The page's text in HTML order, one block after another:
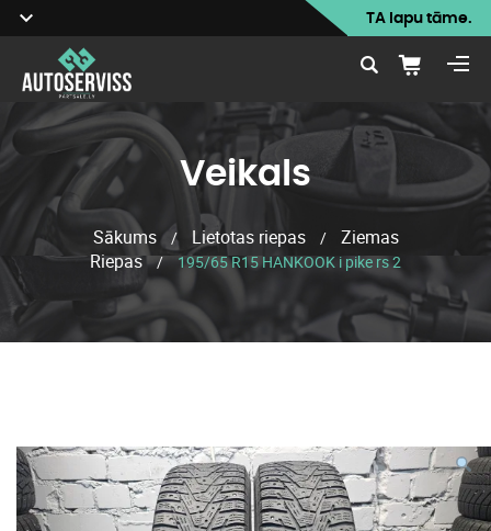
TA lapu tāme.
Veikals
Sākums / Lietotas riepas /
Ziemas
Riepas / 195/65 R15 HANKOOK i pike rs 2